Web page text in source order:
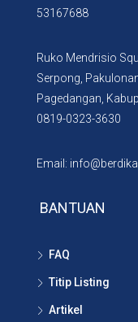
53167688
Ruko Mendrisio
Serpong,
Pagedangan,
0819-0323-3630
Email:
BANTUAN
FAQ
Titip Listing
Artikel